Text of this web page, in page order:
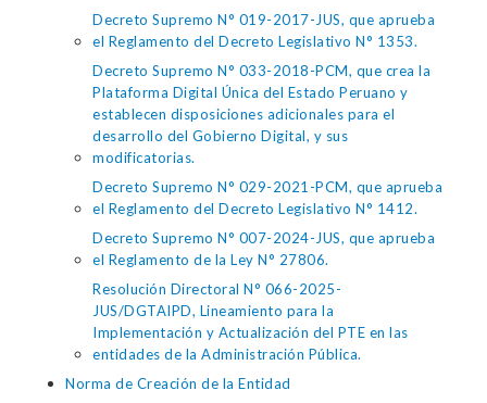
Decreto Supremo N° 019-2017-JUS, que aprueba
el Reglamento del Decreto Legislativo N° 1353.
Decreto Supremo N° 033-2018-PCM, que crea la
Plataforma Digital Única del Estado Peruano y
establecen disposiciones adicionales para el
desarrollo del Gobierno Digital, y sus
modificatorias.
Decreto Supremo N° 029-2021-PCM, que aprueba
el Reglamento del Decreto Legislativo N° 1412.
Decreto Supremo N° 007-2024-JUS, que aprueba
el Reglamento de la Ley N° 27806.
Resolución Directoral N° 066-2025-
JUS/DGTAIPD, Lineamiento para la
Implementación y Actualización del PTE en las
entidades de la Administración Pública.
Norma de Creación de la Entidad